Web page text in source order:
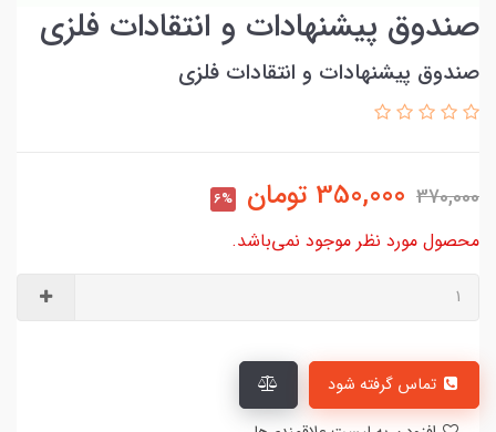
صندوق پیشنهادات و انتقادات فلزی
صندوق پیشنهادات و انتقادات فلزی
370,000
350,000 تومان 6%
محصول مورد نظر موجود نمی‌باشد.
تماس گرفته شود